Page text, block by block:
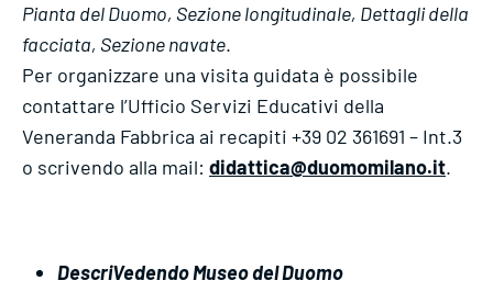
Pianta del Duomo, Sezione longitudinale, Dettagli della
facciata, Sezione navate.
Per organizzare una visita guidata è possibile
contattare l’Ufficio Servizi Educativi della
Veneranda Fabbrica ai recapiti +39 02 361691 – Int.3
o scrivendo alla mail: didattica@duomomilano.it.
DescriVedendo Museo del Duomo